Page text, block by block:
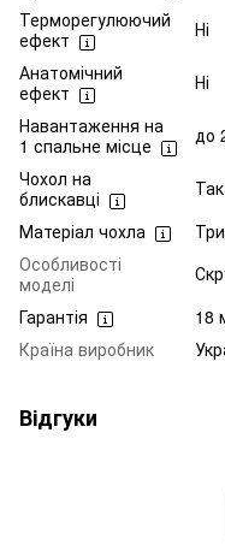
Терморегулюючий
ефект
Ні
Анатомічний
ефект
Ні
Навантаження на
1 спальне місце
до
Чохол на
блискавці
Так
Матеріал чохла
Особливості
моделі
Гарантія
18
Країна виробник
Відгуки